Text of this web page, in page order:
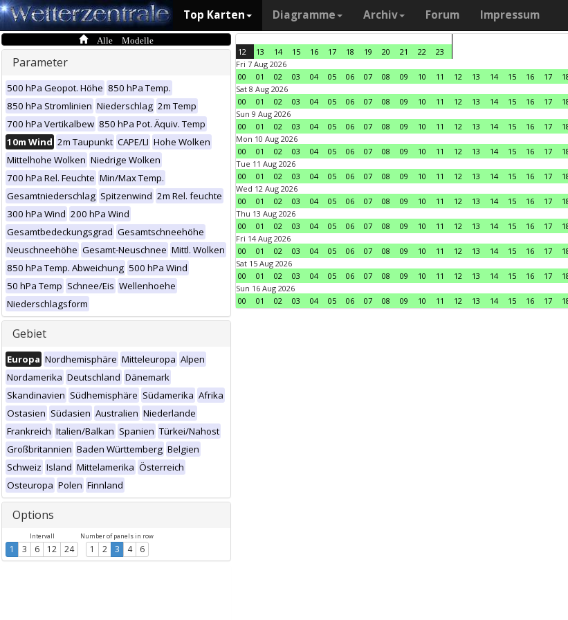
Top Karten Diagramme Archiv Forum Impressum
Alle Modelle
Parameter
500 hPa Geopot. Höhe 850 hPa Temp.
850 hPa Stromlinien Niederschlag 2m Temp
700 hPa Vertikalbew 850 hPa Pot. Äquiv. Temp
10m Wind 2m Taupunkt CAPE/LI Hohe Wolken
Mittelhohe Wolken Niedrige Wolken
700 hPa Rel. Feuchte Min/Max Temp.
Gesamtniederschlag Spitzenwind 2m Rel. feuchte
300 hPa Wind 200 hPa Wind
Gesamtbedeckungsgrad Gesamtschneehöhe
Neuschneehöhe Gesamt-Neuschnee Mittl. Wolken
850 hPa Temp. Abweichung 500 hPa Wind
50 hPa Temp Schnee/Eis Wellenhoehe
Niederschlagsform
Gebiet
Europa Nordhemisphäre Mitteleuropa Alpen
Nordamerika Deutschland Dänemark
Skandinavien Südhemisphäre Südamerika Afrika
Ostasien Südasien Australien Niederlande
Frankreich Italien/Balkan Spanien Türkei/Nahost
Großbritannien Baden Württemberg Belgien
Schweiz Island Mittelamerika Österreich
Osteuropa Polen Finnland
Options
Intervall
1 3 6 12 24
Number of panels in row
1 2 3 4 6
12 13 14 15 16 17 18 19 20 21 22
23
Fri 7 Aug 2026
00
01 02 03 04 05 06 07 08 09 10 11 12 13 14 15 16 17
Sat 8 Aug 2026
00
01 02 03 04 05 06 07 08 09 10 11 12 13 14 15 16 17
Sun 9 Aug 2026
00
01 02 03 04 05 06 07 08 09 10 11 12 13 14 15 16 17
Mon 10 Aug 2026
00
01 02 03 04 05 06 07 08 09 10 11 12 13 14 15 16 17
Tue 11 Aug 2026
00
01 02 03 04 05 06 07 08 09 10 11 12 13 14 15 16 17
Wed 12 Aug 2026
00
01 02 03 04 05 06 07 08 09 10 11 12 13 14 15 16 17
Thu 13 Aug 2026
00
01 02 03 04 05 06 07 08 09 10 11 12 13 14 15 16 17
Fri 14 Aug 2026
00
01 02 03 04 05 06 07 08 09 10 11 12 13 14 15 16 17
Sat 15 Aug 2026
00
01 02 03 04 05 06 07 08 09 10 11 12 13 14 15 16 17
Sun 16 Aug 2026
00
01 02 03 04 05 06 07 08 09 10 11 12 13 14 15 16 17